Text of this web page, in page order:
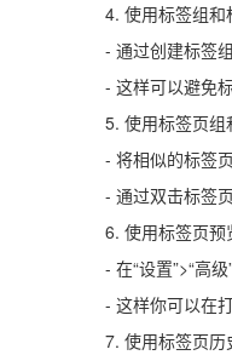
4. 使用标签组和
- 通过创建标签
- 这样可以避免
5. 使用标签页组
- 将相似的标签
- 通过双击标签
6. 使用标签页预
- 在“设置”>“高
- 这样你可以在
7. 使用标签页历